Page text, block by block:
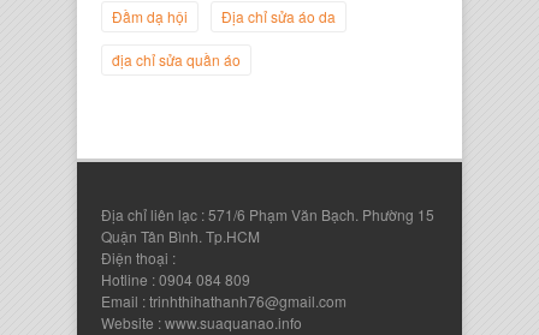
Giám Đốc Công ty Twist Potato
Đầm dạ hội Địa chỉ sửa áo da
địa chỉ sửa quần áo
Địa chỉ liên lạc : 571/6 Phạm Văn Bạch. Phường 15
Quận Tân Bình. Tp.HCM
Điện thoại :
Hotline : 0904 084 809
Email : trinhthihathanh76@gmail.com
Website : www.suaquanao.info